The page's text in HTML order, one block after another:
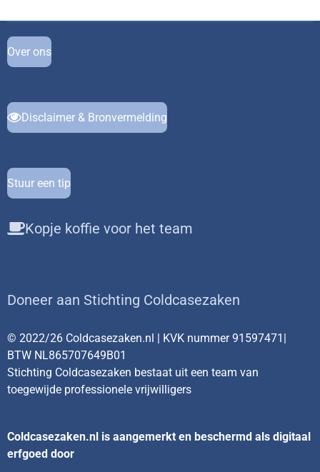
Over ons
Disclaimer & Bronvermelding
Stuur een tip
Kopje koffie voor het team
Doneer aan Stichting Coldcasezaken
© 2022/26 Coldcasezaken.nl | KVK nummer 91597471|
BTW NL865707649B01
Stichting Coldcasezaken bestaat uit een team van
toegewijde professionele vrijwilligers
Coldcasezaken.nl is aangemerkt en beschermd als digitaal
erfgoed door